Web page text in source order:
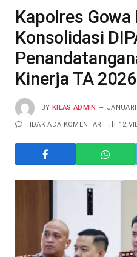
Kapolres Gowa
Konsolidasi
Kinerja TA
BY KILAS ADMIN
TIDAK ADA KOMENTAR 12